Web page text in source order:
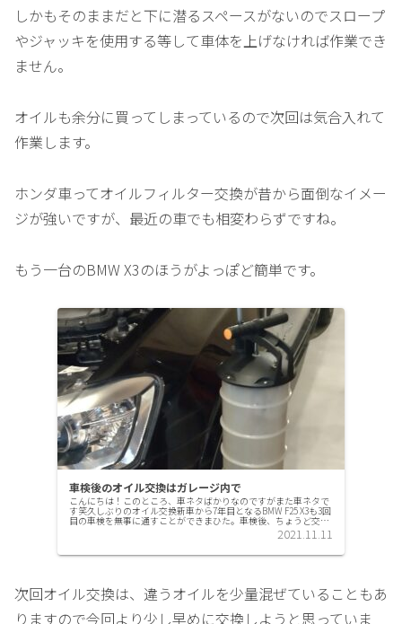
しかもそのままだと下に潜るスペースがないのでスロープ
やジャッキを使用する等して車体を上げなければ作業でき
ません。
オイルも余分に買ってしまっているので次回は気合入れて
作業します。
ホンダ車ってオイルフィルター交換が昔から面倒なイメー
ジが強いですが、最近の車でも相変わらずですね。
もう一台のBMW X3のほうがよっぽど簡単です。
車検後のオイル交換はガレージ内で
こんにちは！このところ、車ネタばかりなのですがまた車ネタで
す笑久しぶりのオイル交換新車から7年目となるBMW F25 X3も3回
目の車検を無事に通すことができまひた。車検後、ちょうど交換
時期が近づいたエンジンオイルをDIY交換をすることにし...2021.11.11
次回オイル交換は、違うオイルを少量混ぜていることもあ
りますので今回より少し早めに交換しようと思っていま